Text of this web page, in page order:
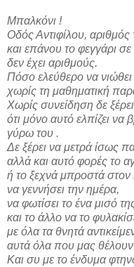
Μπαλκόνι !
Οδός Αντιφίλου,
και επάνου το φεγγάρι
δεν έχει αριθμούς.
Πόσο ελεύθερο να νιώθει
χωρίς τη μαθηματική
Χωρίς συνείδηση δε ξέρει
ότι μόνο αυτό ελπίζει να
γύρω του .
Δε ξέρει να μετρά ίσως
αλλά και αυτό φορές το
ή το ξεχνά μπροστά
να γεννήσει την ημέρα,
να φωτίσει το ένα μισό
και το άλλο να το
με όλα τα θνητά
αυτά όλα που μας θέλουν
Και συ με το ένδυμα